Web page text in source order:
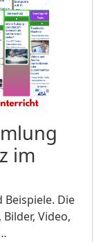
im
Die
Video,